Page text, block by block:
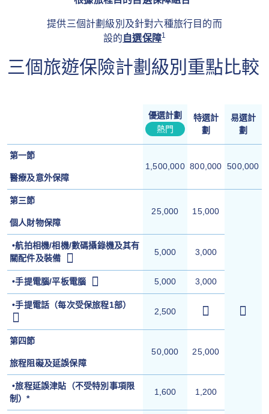
提供三個計劃級別及針對六種旅行目的而
設的 自選保障1
三個旅遊保險計劃級別重點比較
優選計劃
熱門
特選計
劃
易選計
劃
第一節
醫療及意外保障
1,500,000 800,000 500,000
第三節
個人財物保障
25,000 15,000
•航拍相機/相機/數碼攝錄機及其有
關配件及裝備
5,000 3,000
•手提電腦/平板電腦 5,000 3,000
•手提電話（每次受保旅程1部）
2,500
第四節
旅程阻礙及延誤保障
50,000 25,000
•旅程延誤津貼（不受特別事項限
制）*
1,600 1,200